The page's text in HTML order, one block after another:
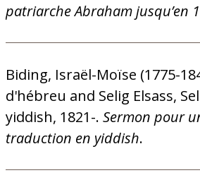
patriarche Abraham jusqu’en
Biding, Israël-Moïse (1775-
d'hébreu and Selig Elsass,
yiddish, 1821-. Sermon pour
traduction en yiddish.